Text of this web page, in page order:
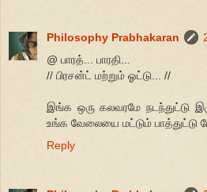
Philosophy Prabhakaran
@ பாரத்... பாரதி...
// பிரசன்ட் மற்றும் ஓட்டு... //
இங்க ஒரு கலவரமே நடந்துட்டு
உங்க வேலையை மட்டும் பாத்துட்டு
Reply